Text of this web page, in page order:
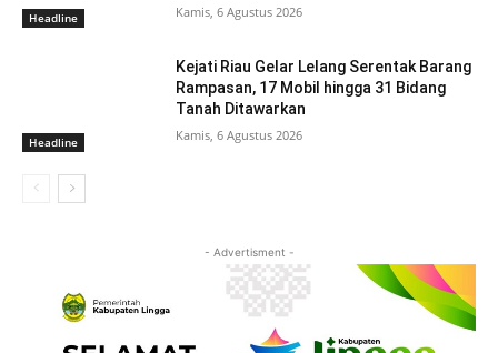
Headline Kamis, 6 Agustus 2026
Headline
Kejati Riau Gelar Lelang Serentak Barang
Rampasan, 17 Mobil hingga 31 Bidang
Tanah Ditawarkan
Kamis, 6 Agustus 2026
- Advertisment -